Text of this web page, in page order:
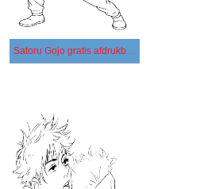
Satoru Gojo gratis afdrukbaar eenvoudig